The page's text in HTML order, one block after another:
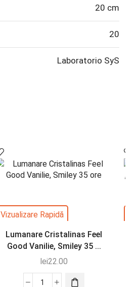
20 cm
20
Laboratorio SyS
Vizualizare Rapidă
Lumanare Cristalinas Feel
Good Vanilie, Smiley 35 ...
lei22.00